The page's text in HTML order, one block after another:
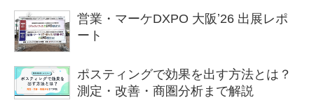
営業・マーケDXPO 大阪ʼ26 出展レポ
ート
ポスティングで効果を出す方法とは？
測定・改善・商圏分析まで解説